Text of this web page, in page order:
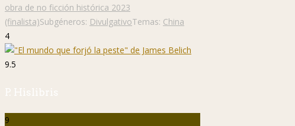
obra de no ficción histórica 2023
(finalista)Subgéneros: DivulgativoTemas: China
4
9.5
P. Hislibris
9